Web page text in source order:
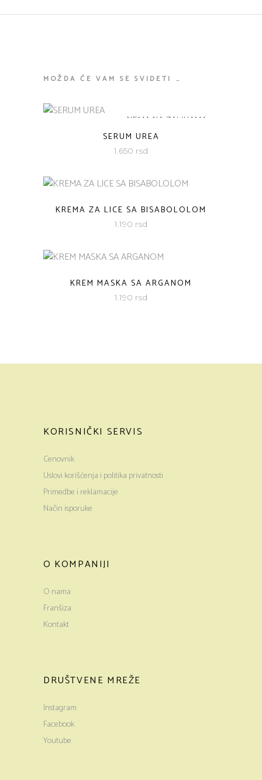
MOŽDA ĆE VAM SE SVIDETI …
NEMA NA ZALIHAMA
SERUM UREA
1.650 rsd
KREMA ZA LICE SA BISABOLOLOM
1.190 rsd
KREM MASKA SA ARGANOM
1.190 rsd
KORISNIČKI SERVIS
Cenovnik
Uslovi korišćenja i politika privatnosti
Primedbe i reklamacije
Način isporuke
O KOMPANIJI
O nama
Franšiza
Kontakt
DRUŠTVENE MREŽE
Instagram
Facebook
Youtube